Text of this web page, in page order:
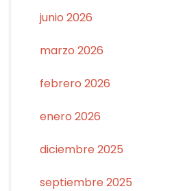
junio 2026
marzo 2026
febrero 2026
enero 2026
diciembre 2025
septiembre 2025